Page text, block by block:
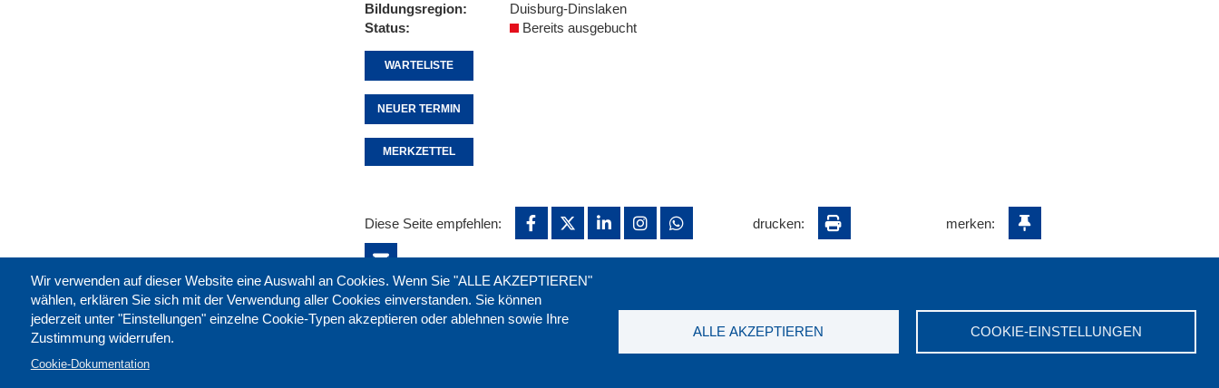
Bildungsregion
Duisburg-Dinslaken
Status
Bereits ausgebucht
WARTELISTE
NEUER TERMIN
MERKZETTEL
Wir verwenden auf dieser Website eine Auswahl an Cookies. Wenn Sie "ALLE AKZEPTIEREN"
wählen, erklären Sie sich mit der Verwendung aller Cookies einverstanden. Sie können
jederzeit unter "Einstellungen" einzelne Cookie-Typen akzeptieren oder ablehnen sowie Ihre
Zustimmung widerrufen.
Cookie-Dokumentation
COOKIE-EINSTELLUNGEN
ALLE AKZEPTIEREN
Diese Seite empfehlen: drucken: merken: